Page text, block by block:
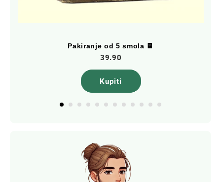
Pakiranje od 5 smola 🍫
39.90
Kupiti